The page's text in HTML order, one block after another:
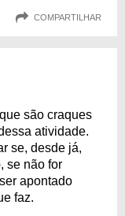
COMPARTILHAR
são craques
atividade.
se, desde já,
se não for
apontado
faz.